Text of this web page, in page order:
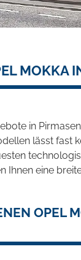
MOKKA
in
lässt fast
Ihnen eine
OPEL